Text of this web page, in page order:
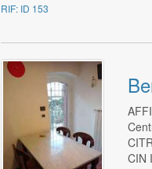
RIF: ID 153
CIN